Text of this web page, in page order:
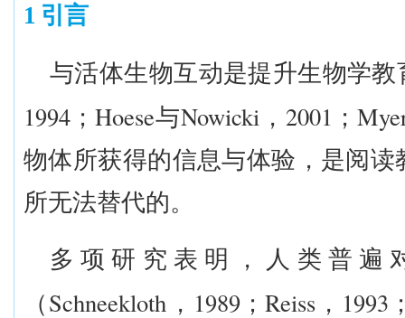
1 引言
与活体生物互动是提升生物学
1994 ； Hoese与Nowicki， 2001 ；
物体所获得的信息与体验，是阅
所无法替代的。
多项研究表明，人类普遍
（ Schneekloth ， 1989； Reiss， 1993